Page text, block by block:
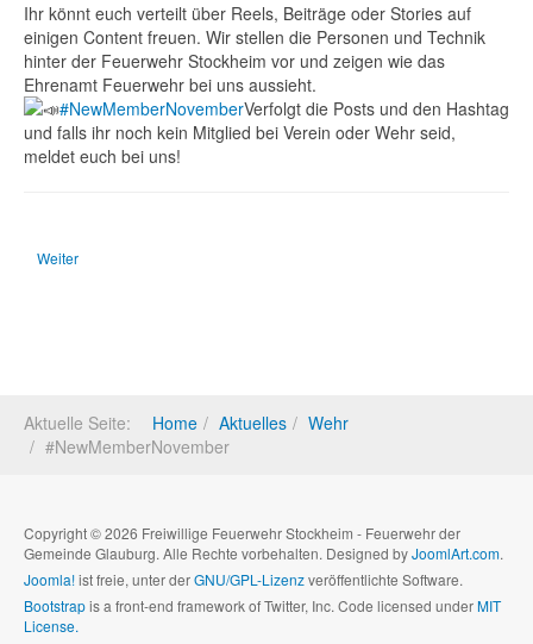
Ihr könnt euch verteilt über Reels, Beiträge oder Stories auf
einigen Content freuen. Wir stellen die Personen und Technik
hinter der Feuerwehr Stockheim vor und zeigen wie das
Ehrenamt Feuerwehr bei uns aussieht.
Verfolgt die Posts und den Hashtag
#NewMemberNovember
und falls ihr noch kein Mitglied bei Verein oder Wehr seid,
meldet euch bei uns!
Nächster Beitrag: Brandschutz gewährleistet
Weiter
Aktuelle Seite: Home Aktuelles
Wehr
#NewMemberNovember
Copyright © 2026 Freiwillige Feuerwehr Stockheim - Feuerwehr der
Gemeinde Glauburg. Alle Rechte vorbehalten. Designed byJoomlArt.com.
Joomla!ist freie, unter derGNU/GPL-Lizenzveröffentlichte Software.
Bootstrapis a front-end framework of Twitter, Inc. Code licensed underMIT
License.